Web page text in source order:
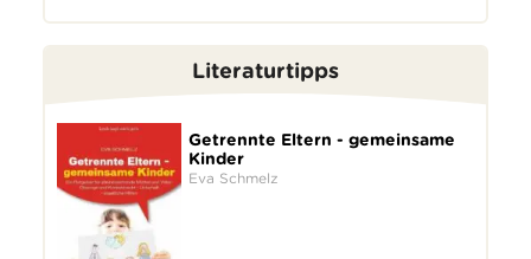
Literaturtipps
Getrennte Eltern - gemeinsame
Kinder
Eva Schmelz